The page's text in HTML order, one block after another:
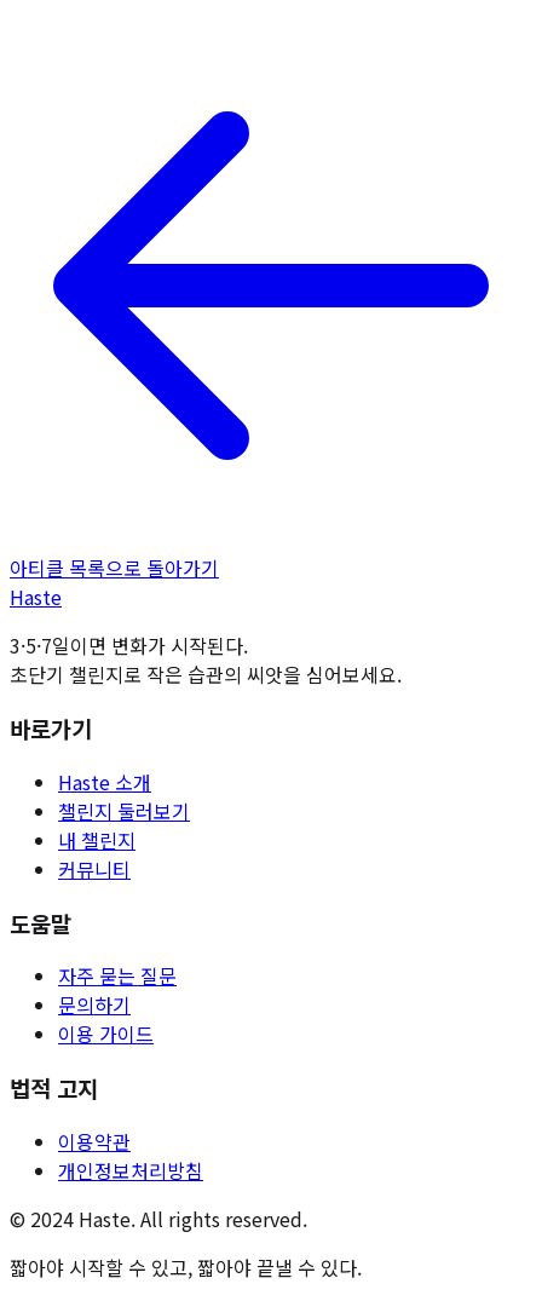
아티클 목록으로 돌아가기
Haste
3·5·7일이면 변화가 시작된다.
초단기 챌린지로 작은 습관의 씨앗을 심어보세요.
바로가기
Haste 소개
챌린지 둘러보기
내 챌린지
커뮤니티
도움말
자주 묻는 질문
문의하기
이용 가이드
법적 고지
이용약관
개인정보처리방침
© 2024 Haste. All rights reserved.
짧아야 시작할 수 있고, 짧아야 끝낼 수 있다.